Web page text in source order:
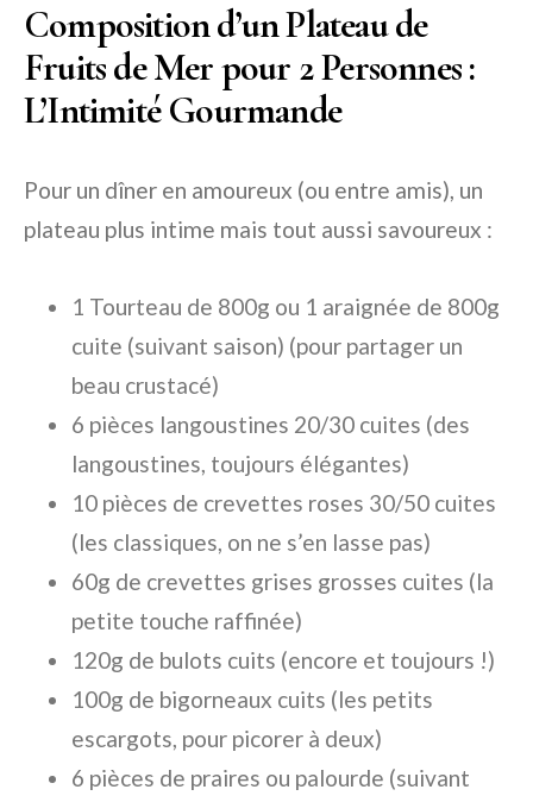
Composition d’un Plateau de
Fruits de Mer pour 2 Personnes :
L’Intimité Gourmande
Pour un dîner en amoureux (ou entre amis), un
plateau plus intime mais tout aussi savoureux :
1 Tourteau de 800g ou 1 araignée de 800g
cuite (suivant saison) (pour partager un
beau crustacé)
6 pièces langoustines 20/30 cuites (des
langoustines, toujours élégantes)
10 pièces de crevettes roses 30/50 cuites
(les classiques, on ne s’en lasse pas)
60g de crevettes grises grosses cuites (la
petite touche raffinée)
120g de bulots cuits (encore et toujours !)
100g de bigorneaux cuits (les petits
escargots, pour picorer à deux)
6 pièces de praires ou palourde (suivant